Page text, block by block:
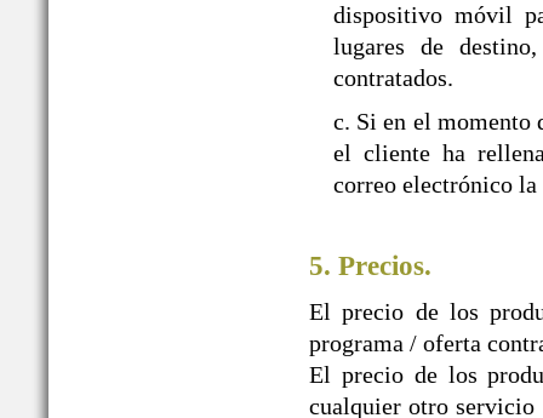
dispositivo móvil
lugares de
contratados.
c. Si en el momento
el cliente ha
correo electrónico la
5. Precios.
El precio de los
programa / oferta
El precio de los
cualquier otro servicio